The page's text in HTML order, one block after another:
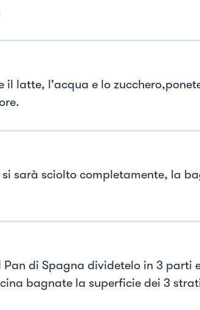
il latte, l'acqua e lo
sarà sciolto completamente, la
di Spagna dividetelo in 3 parti
bagnate la superficie dei 3